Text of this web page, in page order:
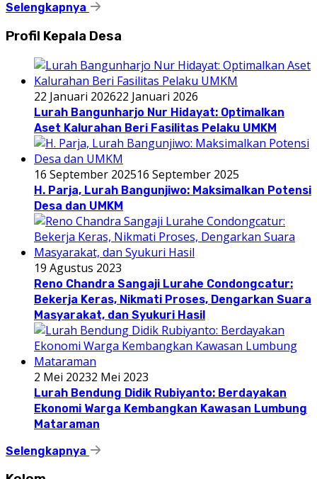
Selengkapnya
Profil Kepala Desa
22 Januari 202622 Januari 2026
Lurah Bangunharjo Nur Hidayat: Optimalkan
Aset Kalurahan Beri Fasilitas Pelaku UMKM
16 September 202516 September 2025
H. Parja, Lurah Bangunjiwo: Maksimalkan Potensi
Desa dan UMKM
19 Agustus 2023
Reno Chandra Sangaji Lurahe Condongcatur:
Bekerja Keras, Nikmati Proses, Dengarkan Suara
Masyarakat, dan Syukuri Hasil
2 Mei 20232 Mei 2023
Lurah Bendung Didik Rubiyanto: Berdayakan
Ekonomi Warga Kembangkan Kawasan Lumbung
Mataraman
Selengkapnya